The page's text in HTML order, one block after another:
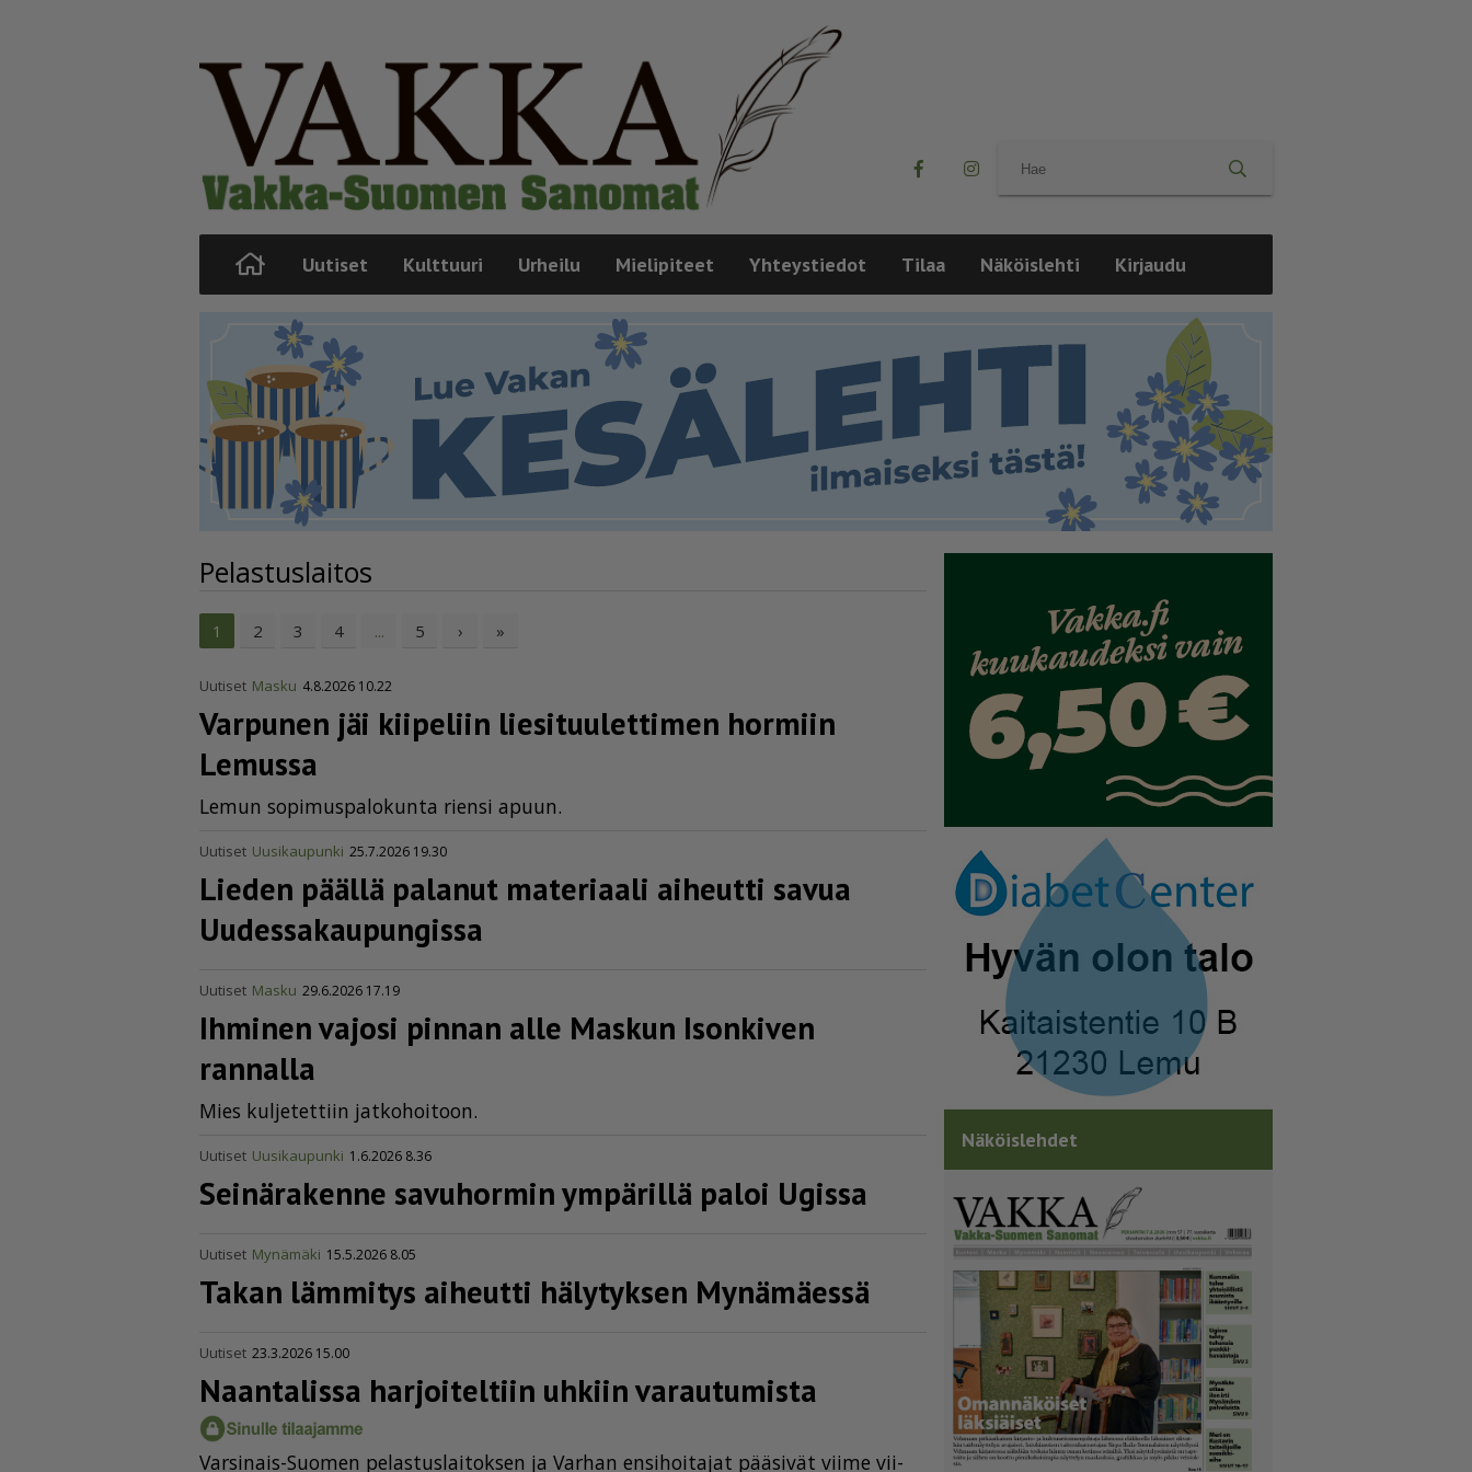
Uutiset Kulttuuri Urheilu Mielipiteet Yhteystiedot Tilaa Näköislehti Kirjaudu
Pelastuslaitos
1 2 3 4 ... 5 › »
Uutiset Masku 4.8.2026 10.22
Varpunen jäi kiipeliin liesi­tuu­let­timen hormiin
Lemussa
Le­mun so­pi­mus­pa­lo­kun­ta rien­si apuun.
Uutiset Uusikaupunki 25.7.2026 19.30
Lieden päällä palanut materiaali aiheutti savua
Uudes­sa­kau­pun­gissa
Uutiset Masku 29.6.2026 17.19
Ihminen vajosi pinnan alle Maskun Isonkiven
rannalla
Mies kul­je­tet­tiin jat­ko­hoi­toon.
Uutiset Uusikaupunki 1.6.2026 8.36
Seinärakenne savuhormin ympärillä paloi Ugissa
Uutiset Mynämäki 15.5.2026 8.05
Takan lämmitys aiheutti hälytyksen Mynämäessä
Uutiset 23.3.2026 15.00
Naantalissa harjoiteltiin uhkiin varautumista
Var­si­nais-Suo­men pe­las­tus­lai­tok­sen ja Var­han en­si­hoi­ta­jat pää­si­vät vii­me vii­
Näköislehdet